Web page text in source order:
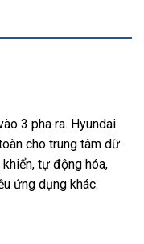
3 pha ra. Hyundai
cho trung tâm dữ
khiển, tự động hóa,
ứng dụng khác.